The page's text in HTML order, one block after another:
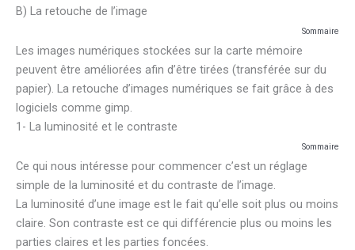
B) La retouche de l’image
Sommaire
Les images numériques stockées sur la carte mémoire
peuvent être améliorées afin d’être tirées (transférée sur du
papier). La retouche d’images numériques se fait grâce à des
logiciels comme gimp.
1- La luminosité et le contraste
Sommaire
Ce qui nous intéresse pour commencer c’est un réglage
simple de la luminosité et du contraste de l’image.
La luminosité d’une image est le fait qu’elle soit plus ou moins
claire. Son contraste est ce qui différencie plus ou moins les
parties claires et les parties foncées.